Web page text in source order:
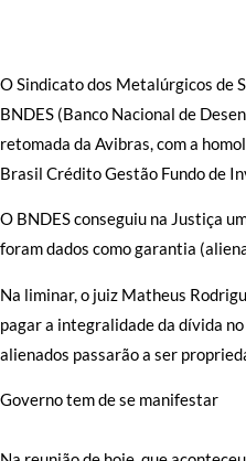
O Sindicato dos Metalúrgicos de
BNDES (Banco Nacional de
retomada da Avibras, com a
Brasil Crédito Gestão Fundo de
O BNDES conseguiu na Justiça
foram dados como garantia
Na liminar, o juiz Matheus
pagar a integralidade da dívida
alienados passarão a ser
Governo tem de se manifestar